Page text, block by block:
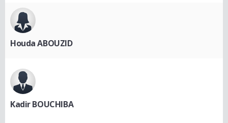
Houda ABOUZID
Kadir BOUCHIBA